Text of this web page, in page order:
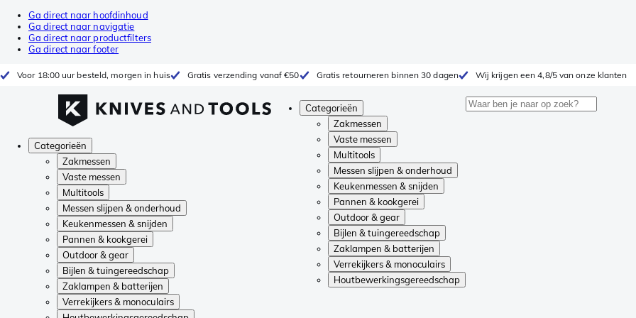
Ga direct naar hoofdinhoud
Ga direct naar navigatie
Ga direct naar productfilters
Ga direct naar footer
Voor 18:00 uur besteld, morgen in huis Gratis verzending vanaf €50 Gratis retourneren binnen 30 dagen Wij krijgen een 4,8/5 van onze klanten
Categorieën
Zakmessen
Vaste messen
Multitools
Messen slijpen & onderhoud
Keukenmessen & snijden
Pannen & kookgerei
Outdoor & gear
Bijlen & tuingereedschap
Zaklampen & batterijen
Verrekijkers & monoculairs
Houtbewerkingsgereedschap
Categorieën
Zakmessen
Vaste messen
Multitools
Messen slijpen & onderhoud
Keukenmessen & snijden
Pannen & kookgerei
Outdoor & gear
Bijlen & tuingereedschap
Zaklampen & batterijen
Verrekijkers & monoculairs